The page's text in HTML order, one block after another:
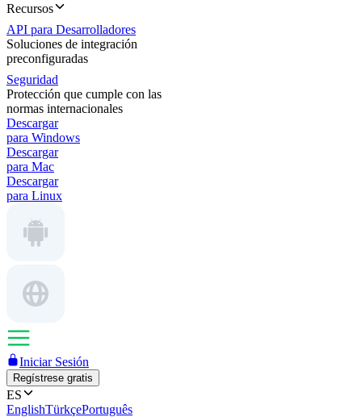
Recursos
API para Desarrolladores
Soluciones de integración
preconfiguradas
Seguridad
Protección que cumple con las
normas internacionales
Descargar
para Windows
Descargar
para Mac
Descargar
para Linux
Iniciar Sesión
Regístrese gratis
ES
EnglishTürkçePortuguês